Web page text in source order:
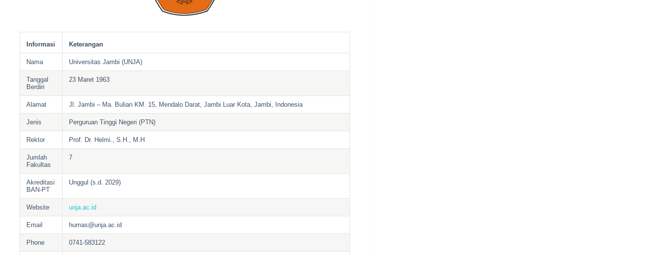
Informasi Keterangan
Nama Universitas Jambi (UNJA)
Tanggal
Berdiri
23 Maret 1963
Alamat Jl. Jambi – Ma. Bulian KM. 15, Mendalo Darat, Jambi Luar Kota, Jambi, Indonesia
Jenis Perguruan Tinggi Negeri (PTN)
Rektor Prof. Dr. Helmi., S.H., M.H
Jumlah
Fakultas
7
Akreditasi
BAN-PT
Unggul (s.d. 2029)
Website unja.ac.id
Email humas@unja.ac.id
Phone 0741-583122